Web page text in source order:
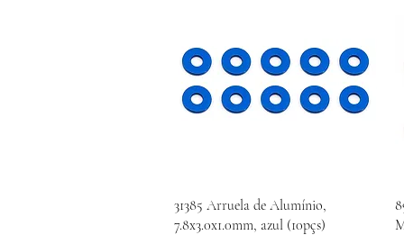
Visualização rápida
31385 Arruela de Alumínio,
7.8x3.0x1.0mm, azul (10pçs)